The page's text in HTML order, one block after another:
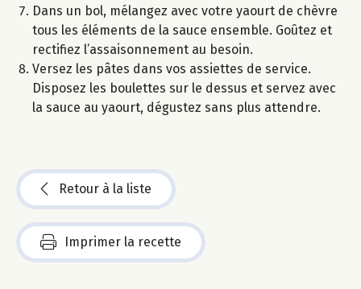
Dans un bol, mélangez avec votre yaourt de chèvre
tous les éléments de la sauce ensemble. Goûtez et
rectifiez l’assaisonnement au besoin.
Versez les pâtes dans vos assiettes de service.
Disposez les boulettes sur le dessus et servez avec
la sauce au yaourt, dégustez sans plus attendre.
Retour à la liste
Imprimer la recette